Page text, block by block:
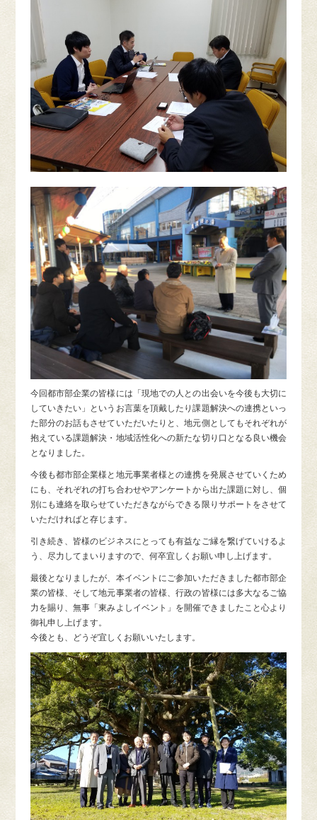
今回都市部企業の皆様には「現地での人との出会いを今後も大切に
していきたい」というお言葉を頂戴したり課題解決への連携といっ
た部分のお話もさせていただいたりと、地元側としてもそれぞれが
抱えている課題解決・地域活性化への新たな切り口となる良い機会
となりました。
今後も都市部企業様と地元事業者様との連携を発展させていくため
にも、それぞれの打ち合わせやアンケートから出た課題に対し、個
別にも連絡を取らせていただきながらできる限りサポートをさせて
いただければと存じます。
引き続き、皆様のビジネスにとっても有益なご縁を繋げていけるよ
う、尽力してまいりますので、何卒宜しくお願い申し上げます。
最後となりましたが、本イベントにご参加いただきました都市部企
業の皆様、そして地元事業者の皆様、行政の皆様には多大なるご協
力を賜り、無事「東みよしイベント」を開催できましたこと心より
御礼申し上げます。
今後とも、どうぞ宜しくお願いいたします。